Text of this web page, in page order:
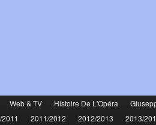
Web & TV Histoire De L'Opéra
2011/2012 2012/2013 2013/